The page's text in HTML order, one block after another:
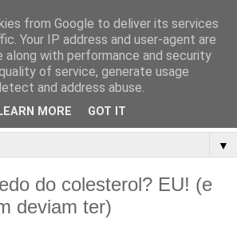
▼
do colesterol? EU! (e
deviam ter)
from Google to deliver its services
Your IP address and user-agent are
along with performance and security
of service, generate usage
and address abuse.
LEARN MORE GOT IT